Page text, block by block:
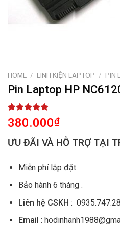
HOME / LINH KIỆN LAPTOP / PIN
Pin Laptop HP
Rated
5.00
out of 5
1
customer
380.000₫
ƯU ĐÃI VÀ HỖ TRỢ TẠI
Miễn phí lắp đặt
Bảo hành 6 tháng .
Liên hệ CSKH :
Email :